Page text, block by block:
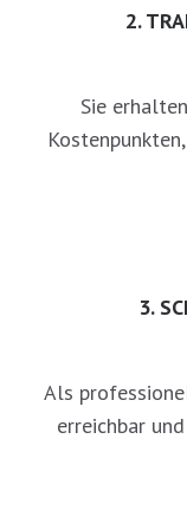
2.
Sie
3.
Als
erreichbar